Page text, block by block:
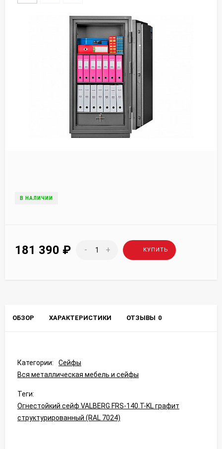
В НАЛИЧИИ
181 390 ₽ - + КУПИТЬ
ОБЗОР ХАРАКТЕРИСТИКИ ОТЗЫВЫ 0
Категории:
Сейфы
Вся металлическая мебель и сейфы
Теги:
Огнестойкий сейф VALBERG FRS-140.T-KL графит
структурированный (RAL 7024)